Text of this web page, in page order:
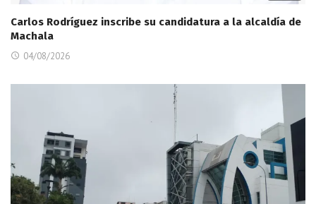
Carlos Rodríguez inscribe su candidatura a la alcaldía de
Machala
04/08/2026